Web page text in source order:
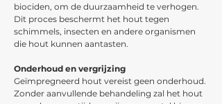
biociden, om de duurzaamheid te verhogen.
Dit proces beschermt het hout tegen
schimmels, insecten en andere organismen
die hout kunnen aantasten.
Onderhoud en vergrijzing
Geïmpregneerd hout vereist geen onderhoud.
Zonder aanvullende behandeling zal het hout